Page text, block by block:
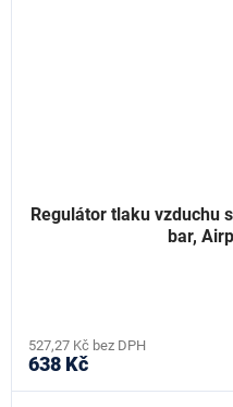
Regulátor tlaku vzduchu
bar,
527,27 Kč bez DPH
638 Kč